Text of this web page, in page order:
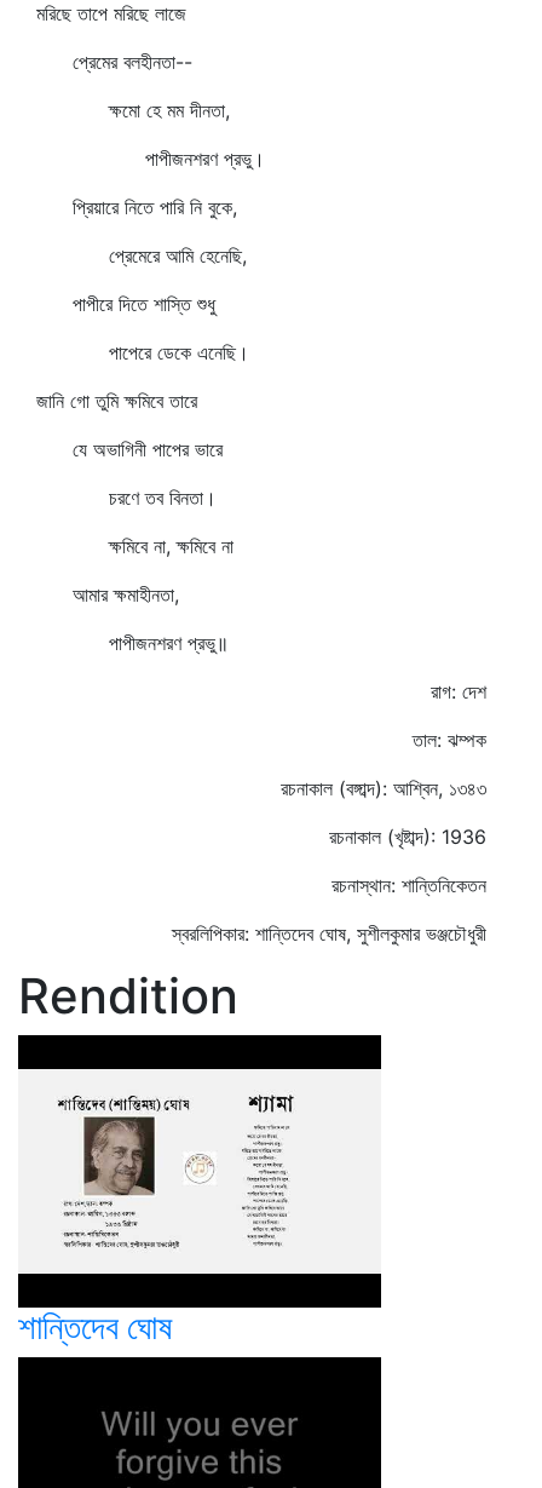
মরিছে তাপে মরিছে লাজে
প্রেমের বলহীনতা--
ক্ষমো হে মম দীনতা,
পাপীজনশরণ প্রভু।
প্রিয়ারে নিতে পারি নি বুকে,
প্রেমেরে আমি হেনেছি,
পাপীরে দিতে শাস্তি শুধু
পাপেরে ডেকে এনেছি।
জানি গো তুমি ক্ষমিবে তারে
যে অভাগিনী পাপের ভারে
চরণে তব বিনতা।
ক্ষমিবে না, ক্ষমিবে না
আমার ক্ষমাহীনতা,
পাপীজনশরণ প্রভু॥
রাগ: দেশ
তাল: ঝম্পক
রচনাকাল (বঙ্গাব্দ): আশ্বিন, ১৩৪৩
রচনাকাল (খৃষ্টাব্দ): 1936
রচনাস্থান: শান্তিনিকেতন
স্বরলিপিকার: শান্তিদেব ঘোষ, সুশীলকুমার ভঞ্জচৌধুরী
Rendition
শান্তিদেব ঘোষ